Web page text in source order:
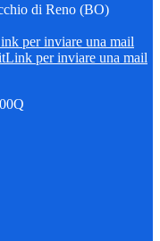
di Reno (BO)
per inviare una mail
Link per inviare una mail